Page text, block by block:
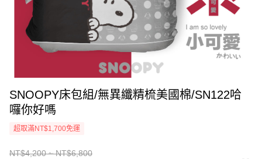
SNOOPY床包組/無異纖精梳美國棉/SN122哈
囉你好嗎
超取滿NT$1,700免運
NT$4,200 ~ NT$6,800